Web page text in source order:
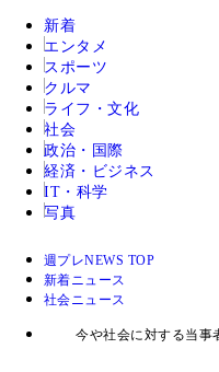
新着
エンタメ
スポーツ
クルマ
ライフ・文化
社会
政治・国際
経済・ビジネス
IT・科学
写真
週プレNEWS TOP
新着ニュース
社会ニュース
今や社会に対する当事